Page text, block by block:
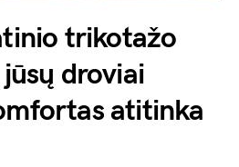
trikotažo
droviai
atitinka